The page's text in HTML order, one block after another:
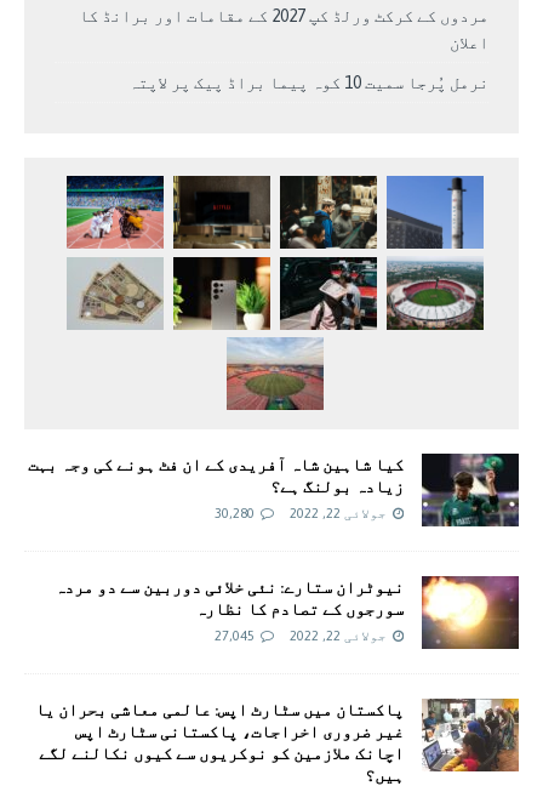
مردوں کے کرکٹ ورلڈ کپ 2027 کے مقامات اور برانڈ کا
اعلان
نرمل پُرجا سمیت 10 کوہ پیما براڈ پیک پر لاپتہ
کیا شاہین شاہ آفریدی کے ان فٹ ہونے کی وجہ بہت
زیادہ بولنگ ہے؟
جولائی 22, 2022 30,280
نیوٹران ستارے: نئی خلائی دوربین سے دو مردہ
سورجوں کے تصادم کا نظارہ
جولائی 22, 2022 27,045
پاکستان میں سٹارٹ اپس: عالمی معاشی بحران یا
غیر ضروری اخراجات، پاکستانی سٹارٹ اپس
اچانک ملازمین کو نوکریوں سے کیوں نکالنے لگے
ہیں؟